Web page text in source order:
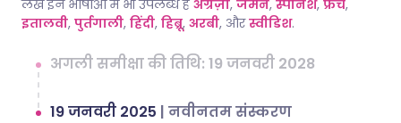
लेख इन भाषाओं में भी उपलब्ध है अंग्रेज़ी, जर्मन, स्पेनिश, फ्रेंच,
इतालवी, पुर्तगाली, हिंदी, हिब्रू, अरबी, औरस्वीडिश.
अगली समीक्षा की तिथि: 19 जनवरी 2028
19 जनवरी 2025 | नवीनतम संस्करण